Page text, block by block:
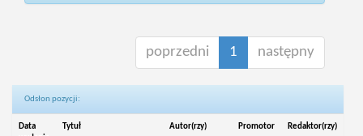
poprzedni 1 następny
Odsłon pozycji:
Data
Tytuł Autor(rzy) Promotor Redaktor(rzy)